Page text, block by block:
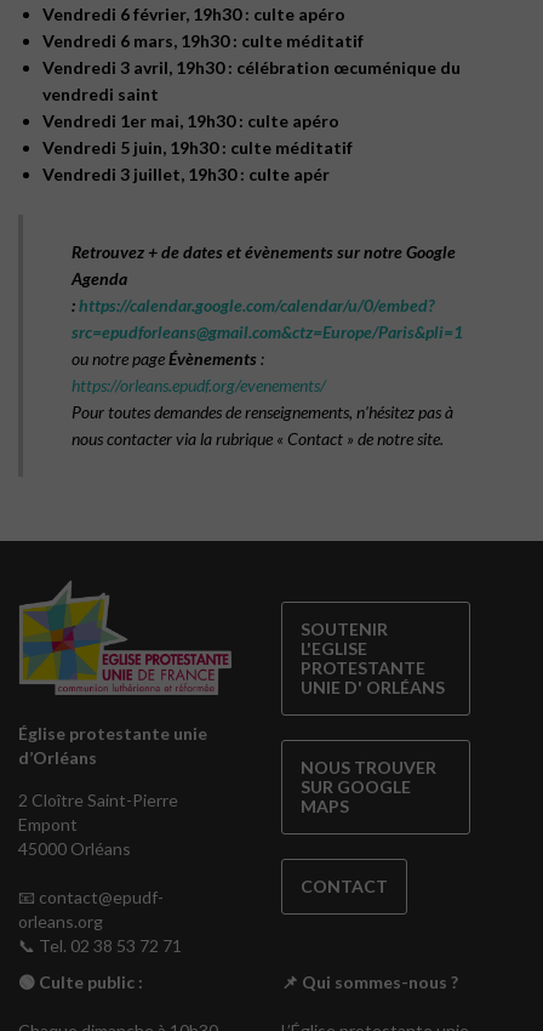
Vendredi 6 février, 19h30 : culte apéro
Vendredi 6 mars, 19h30 : culte méditatif
Vendredi 3 avril, 19h30 : célébration œcuménique du
vendredi saint
Vendredi 1er mai, 19h30 : culte apéro
Vendredi 5 juin, 19h30 : culte méditatif
Vendredi 3 juillet, 19h30 : culte apér
Retrouvez + de dates et évènements sur notre Google
Agenda
:https://calendar.google.com/calendar/u/0/embed?
src=epudforleans@gmail.com&ctz=Europe/Paris&pli=1
ou notre pageÉvènements :
https://orleans.epudf.org/evenements/
Pour toutes demandes de renseignements, n’hésitez pas à
nous contacter via la rubrique « Contact » de notre site.
Église protestante unie
d’Orléans
2 Cloître Saint-Pierre
Empont
45000 Orléans
📧 contact@epudf-
orleans.org
📞 Tel. 02 38 53 72 71
SOUTENIR
L'EGLISE
PROTESTANTE
UNIE D' ORLÉANS
NOUS TROUVER
SUR GOOGLE
MAPS
CONTACT
🟢 Culte public : 📌 Qui sommes-nous ?